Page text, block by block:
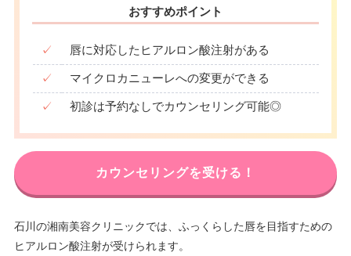
おすすめポイント
✓ 唇に対応したヒアルロン酸注射がある
✓ マイクロカニューレへの変更ができる
✓ 初診は予約なしでカウンセリング可能◎
カウンセリングを受ける！
石川の湘南美容クリニックでは、ふっくらした唇を目指すための
ヒアルロン酸注射が受けられます。